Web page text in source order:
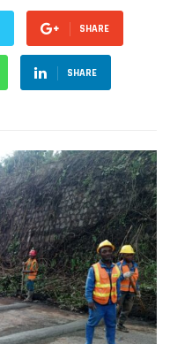
SHARE
SHARE